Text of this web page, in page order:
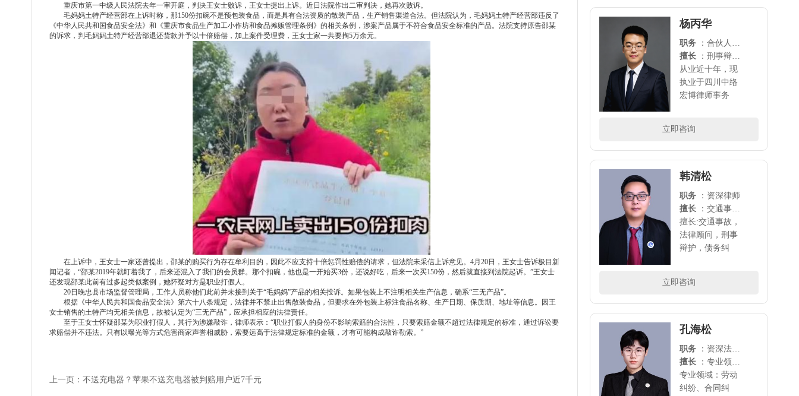
重庆市第一中级人民法院去年一审开庭，判决王女士败诉，王女士提出上诉。近日法院作出二审判决，她再次败诉。
毛妈妈土特产经营部在上诉时称，那150份扣碗不是预包装食品，而是具有合法资质的散装产品，生产销售渠道合法。但法院认为，毛妈妈土特产经营部违反了
《中华人民共和国食品安全法》和《重庆市食品生产加工小作坊和食品摊贩管理条例》的相关条例，涉案产品属于不符合食品安全标准的产品。法院支持原告邵某
的诉求，判毛妈妈土特产经营部退还货款并予以十倍赔偿，加上案件受理费，王女士家一共要掏5万余元。
在上诉中，王女士一家还曾提出，邵某的购买行为存在牟利目的，因此不应支持十倍惩罚性赔偿的请求，但法院未采信上诉意见。 4月20日，王女士告诉极目新
闻记者，“邵某2019年就盯着我了，后来还混入了我们的会员群。那个扣碗，他也是一开始买3份，还说好吃，后来一次买150份，然后就直接到法院起诉。”王女士
还发现邵某此前有过多起类似案例，她怀疑对方是职业打假人。
20日晚忠县市场监督管理局，工作人员称他们此前并未接到关于“毛妈妈”产品的相关投诉。如果包装上不注明相关生产信息，确系“三无产品”。
根据《中华人民共和国食品安全法》第六十八条规定，法律并不禁止出售散装食品，但要求在外包装上标注食品名称、生产日期、保质期、地址等信息。因王
女士销售的土特产均无相关信息，故被认定为“三无产品”，应承担相应的法律责任。
至于王女士怀疑邵某为职业打假人，其行为涉嫌敲诈，律师表示： “职业打假人的身份不影响索赔的合法性，只要索赔金额不超过法律规定的标准，通过诉讼要
求赔偿并不违法。只有以曝光等方式危害商家声誉相威胁，索要远高于法律规定标准的金额，才有可能构成敲诈勒索。”
上一页：不送充电器？苹果不送充电器被判赔用户近7千元
律诉讼；杨律师
待人以诚，立世
知识扎实、办事
认真负责、办案
经..
杨丙华
职务 ：合伙人律师
擅长 ：刑事辩护、法律顾问，房产纠纷、交通事故、债权 债务、合同纠纷、知识产权等领域的法律诉讼。
从业近十年，现
执业于四川中络
宏博律师事务
议，离婚纠纷，
事故、债权债
务、合同纠纷、
立即咨询
韩清松
职务 ：资深律师
擅长 ：交通事故，法律顾问，刑事辩护，债务纠纷，婚姻诉讼等领域
擅长:交通事故，
法律顾问，刑事
辩护，债务纠
刑事等多领域案
起案件，具备良
好的法学理论..
立即咨询
孔海松
职务 ：资深法律顾问
擅长 ：专业领域：劳动纠纷、合同纠纷、股权纠纷、侵权责任纠纷、企业法律顾问
专业领域：劳动
纠纷、合同纠